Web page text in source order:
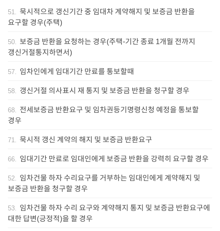
51. 묵시적으로 갱신기간 중 임대차 계약해지 및 보증금 반환을
요구할 경우(주택)
50. 보증금 반환을 요청하는 경우(주택-기간 종료 1개월 전까지
갱신거절통지하면서)
57. 임차인에게 임대기간 만료를 통보할때
58. 갱신거절 의사표시 재 통지 및 보증금 반환을 청구할 경우
68. 전세보증금 반환요구 및 임차권등기명령신청 예정을 통보할
경우
71. 묵시적 갱신 계약의 해지 및 보증금 반환요구
66. 임대기간 만료로 임대인에게 보증금 반환을 강력히 요구할 경우
52. 임차건물 하자 수리요구를 거부하는 임대인에게 계약해지 및
보증금 반환을 청구할 경우
53. 임차건물 하자 수리 요구와 계약해지 통지 및 보증금 반환요구에
대한 답변(긍정적)을 할 경우